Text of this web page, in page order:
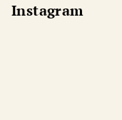
Instagram